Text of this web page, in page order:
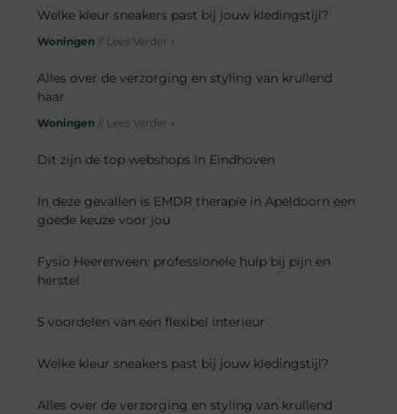
Welke kleur sneakers past bij jouw kledingstijl?
Woningen // Lees Verder »
Alles over de verzorging en styling van krullend
haar
Woningen // Lees Verder »
Dit zijn de top webshops in Eindhoven
In deze gevallen is EMDR therapie in Apeldoorn een
goede keuze voor jou
Fysio Heerenveen: professionele hulp bij pijn en
herstel
5 voordelen van een flexibel interieur
Welke kleur sneakers past bij jouw kledingstijl?
Alles over de verzorging en styling van krullend